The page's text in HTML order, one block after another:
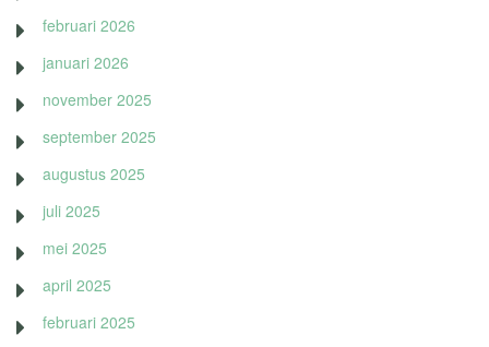
februari 2026
januari 2026
november 2025
september 2025
augustus 2025
juli 2025
mei 2025
april 2025
februari 2025